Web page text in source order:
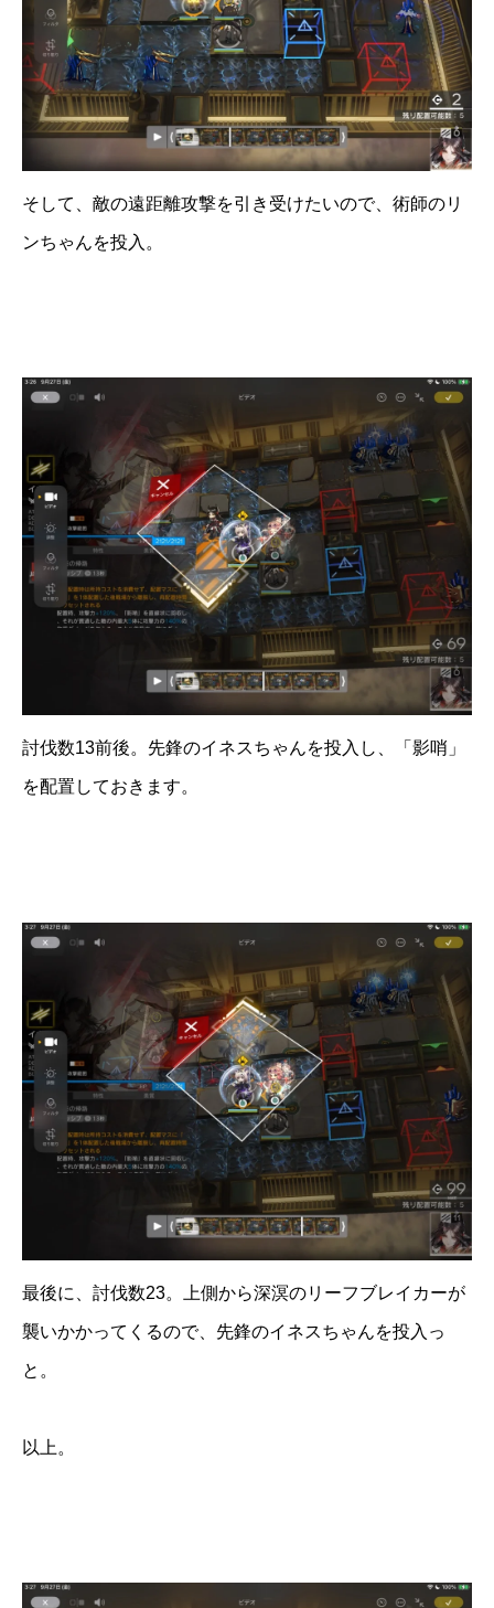
そして、敵の遠距離攻撃を引き受けたいので、術師のリ
ンちゃんを投入。
討伐数13前後。先鋒のイネスちゃんを投入し、「影哨」
を配置しておきます。
最後に、討伐数23。上側から深溟のリーフブレイカーが
襲いかかってくるので、先鋒のイネスちゃんを投入っ
と。
以上。